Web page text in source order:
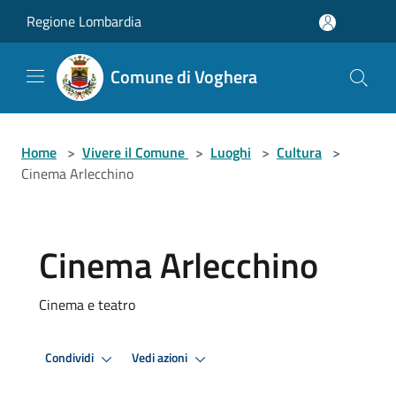
Regione Lombardia
Comune di Voghera
Home > Vivere il Comune > Luoghi > Cultura >
Cinema Arlecchino
Cinema Arlecchino
Cinema e teatro
Condividi Vedi azioni